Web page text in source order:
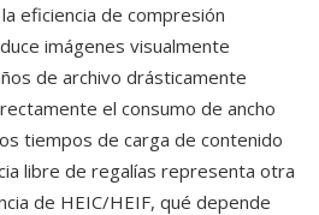
eficiencia de compresión
imágenes visualmente
de archivo drásticamente
el consumo de ancho
tiempos de carga de contenido
libre de regalías representa otra
de HEIC/HEIF, qué depende